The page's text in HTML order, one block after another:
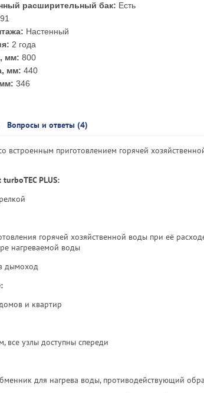
расширительный бак: Есть
91
Настенный
2 года
мм: 800
мм: 440
346
Вопросы и ответы (4)
встроенным приготовлением горячей
PLUS:
горячей хозяйственной воды при её
нагреваемой воды
дымоход
и квартир
узлы доступны спереди
для нагрева воды, противодействующий